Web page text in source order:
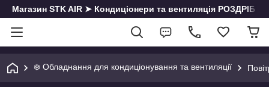
Магазин STK AIR ➤ Кондиціонери та вентиляція РОЗДРІБ
❄️ Обладнання для кондиціонування та вентиляції